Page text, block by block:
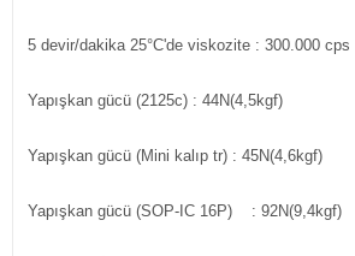
5 devir/dakika 25°C'de viskozite : 300.000 cps
Yapışkan gücü (2125c) : 44N(4,5kgf)
Yapışkan gücü (Mini kalıp tr) : 45N(4,6kgf)
Yapışkan gücü (SOP-IC 16P) : 92N(9,4kgf)